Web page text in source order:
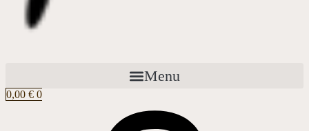
Menu
0,00 € 0